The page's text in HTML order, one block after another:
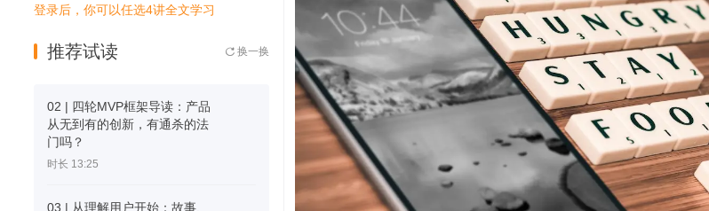
登录后，你可以任选4讲全文学习
推荐试读  换一换
02 | 四轮MVP框架导读：产品
从无到有的创新，有通杀的法
门吗？
时长 13:25
03 | 从理解用户开始：故事、